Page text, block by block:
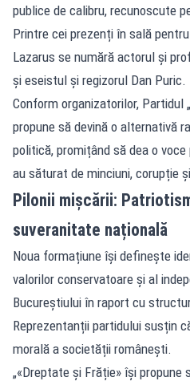
publice de calibru, recunoscute
Printre cei prezenți în sală
Lazarus se numără actorul și
și eseistul și regizorul Dan Puric.
Conform organizatorilor, Partidul
propune să devină o alternativă
politică, promițând să dea o
au săturat de minciuni, corupție
Pilonii mișcării:
suveranitate națională
Noua formațiune își definește
valorilor conservatoare și al
Bucureștiului în raport cu
Reprezentanții partidului susțin
morală a societății românești.
„«Dreptate și Frăție» își propune